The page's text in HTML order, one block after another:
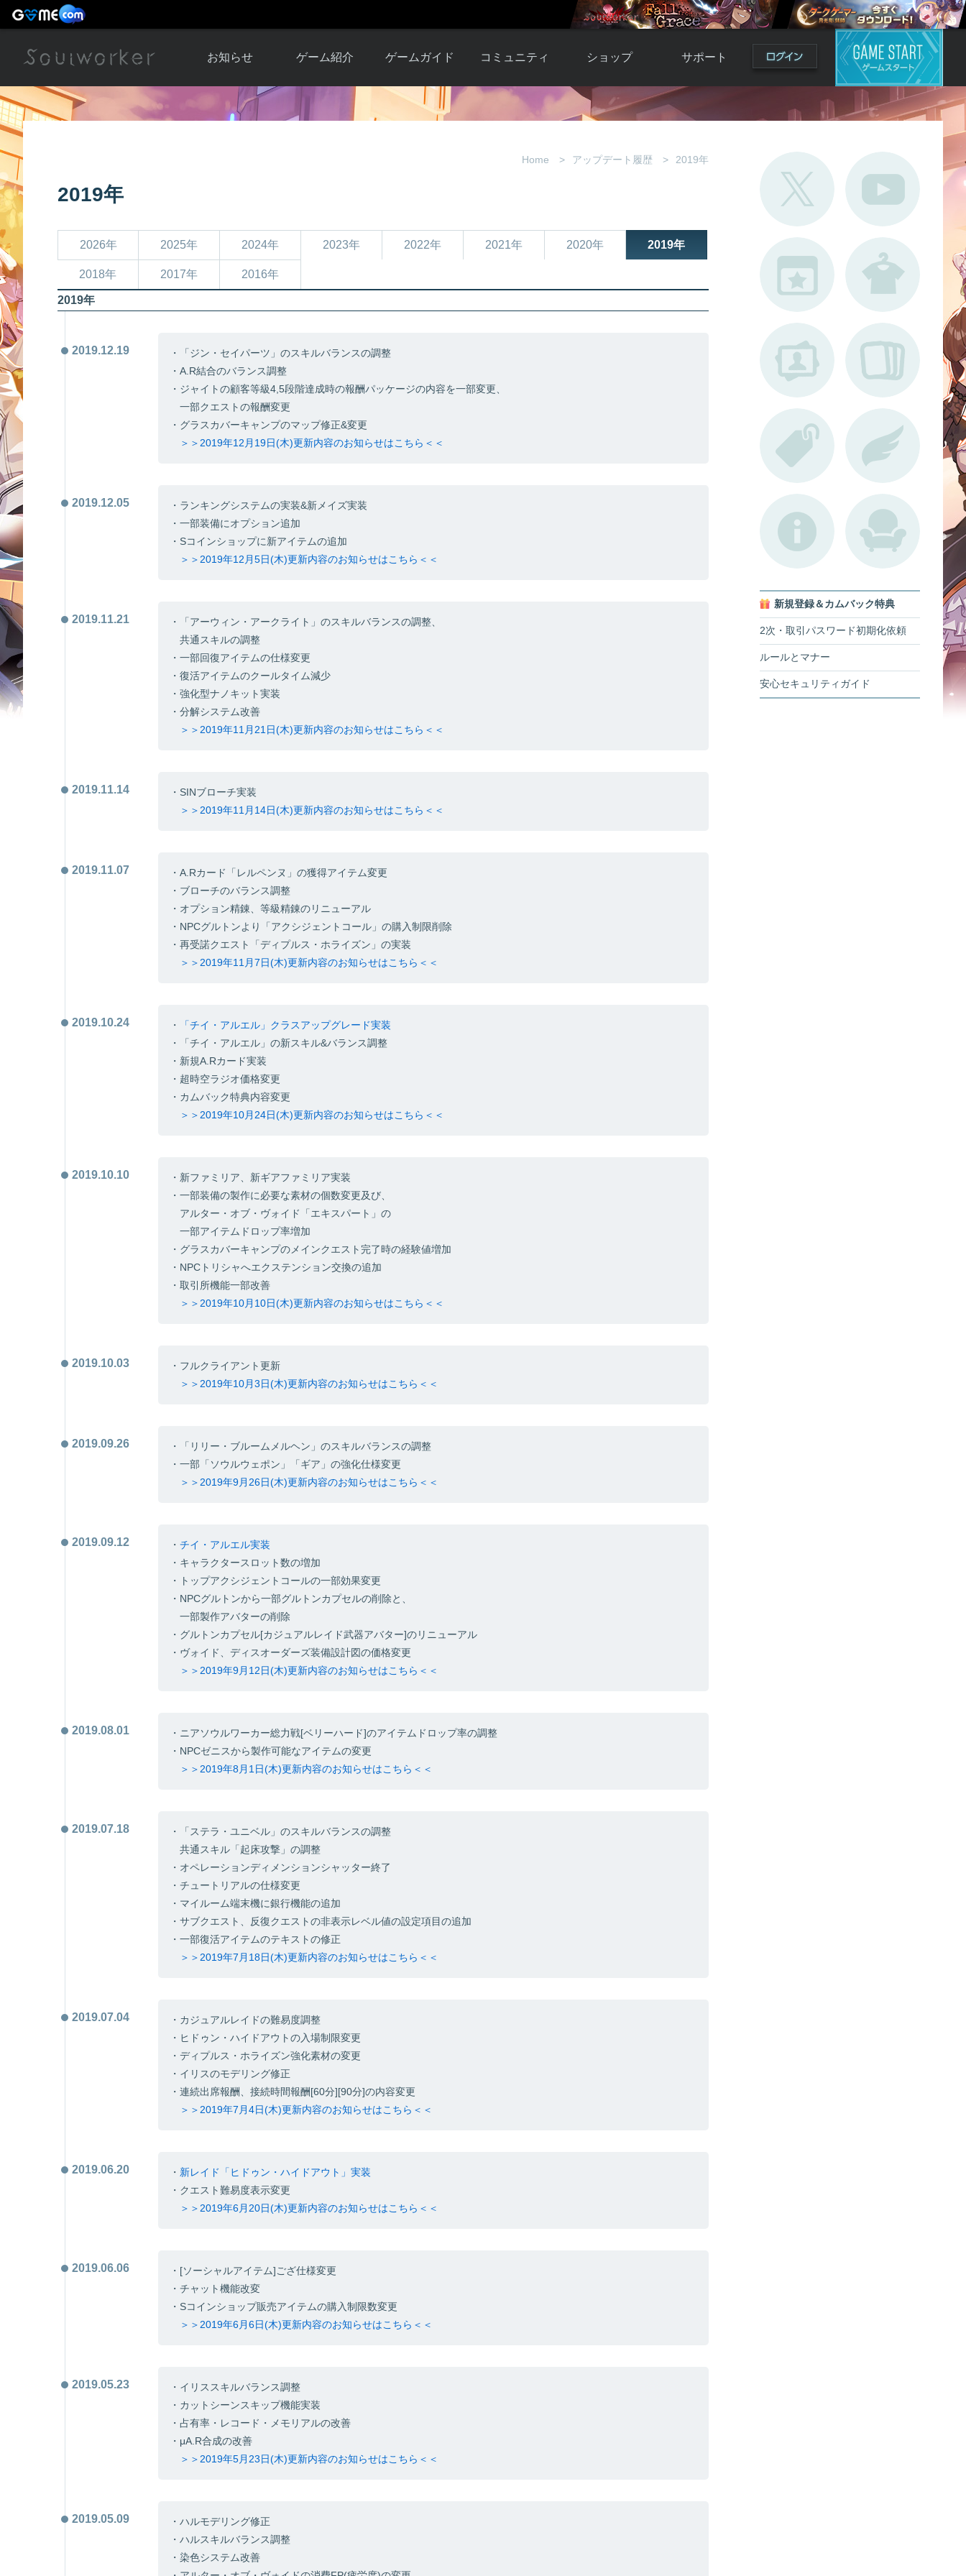
お知らせ
お知らせ一覧
ゲーム紹介
ソウルワーカー
ゲームガイド
ガイド総合もく
コミュニティ
自由掲示板
画像掲示板
ショップ
Y.Pの購入
アイテムカタロ
サポート
よくある質問
不具合対応状況
Home アップデート履歴 2019年
2019年
2026年 2025年 2024年 2023年 2022年 2021年 2020年 2019年
2018年 2017年 2016年
2019年
2019.12.19
・「ジン・セイパーツ」のスキルバランスの調整
・A.R結合のバランス調整
・ジャイトの顧客等級4,5段階達成時の報酬パッケージの内容を一部変更、
一部クエストの報酬変更
・グラスカバーキャンプのマップ修正&変更
＞＞2019年12月19日(木)更新内容のお知らせはこちら＜＜
2019.12.05
・ランキングシステムの実装&新メイズ実装
・一部装備にオプション追加
・Sコインショップに新アイテムの追加
＞＞2019年12月5日(木)更新内容のお知らせはこちら＜＜
2019.11.21
・「アーウィン・アークライト」のスキルバランスの調整、
共通スキルの調整
・一部回復アイテムの仕様変更
・復活アイテムのクールタイム減少
・強化型ナノキット実装
・分解システム改善
＞＞2019年11月21日(木)更新内容のお知らせはこちら＜＜
2019.11.14
・SINブローチ実装
＞＞2019年11月14日(木)更新内容のお知らせはこちら＜＜
2019.11.07
・A.Rカード「レルペンヌ」の獲得アイテム変更
・ブローチのバランス調整
・オプション精錬、等級精錬のリニューアル
・NPCグルトンより「アクシジェントコール」の購入制限削除
・再受諾クエスト「ディプルス・ホライズン」の実装
＞＞2019年11月7日(木)更新内容のお知らせはこちら＜＜
2019.10.24 ・
「チイ・アルエル」クラスアップグレード実装
・「チイ・アルエル」の新スキル&バランス調整
・新規A.Rカード実装
・超時空ラジオ価格変更
・カムバック特典内容変更
＞＞2019年10月24日(木)更新内容のお知らせはこちら＜＜
2019.10.10
・新ファミリア、新ギアファミリア実装
・一部装備の製作に必要な素材の個数変更及び、
アルター・オブ・ヴォイド「エキスパート」の
一部アイテムドロップ率増加
・グラスカバーキャンプのメインクエスト完了時の経験値増加
・NPCトリシャへエクステンション交換の追加
・取引所機能一部改善
＞＞2019年10月10日(木)更新内容のお知らせはこちら＜＜
2019.10.03
・フルクライアント更新
＞＞2019年10月3日(木)更新内容のお知らせはこちら＜＜
2019.09.26
・「リリー・ブルームメルヘン」のスキルバランスの調整
・一部「ソウルウェポン」「ギア」の強化仕様変更
＞＞2019年9月26日(木)更新内容のお知らせはこちら＜＜
2019.09.12 ・ チイ・アルエル実装
・キャラクタースロット数の増加
・トップアクシジェントコールの一部効果変更
・NPCグルトンから一部グルトンカプセルの削除と、
一部製作アバターの削除
・グルトンカプセル[カジュアルレイド武器アバター]のリニューアル
・ヴォイド、ディスオーダーズ装備設計図の価格変更
＞＞2019年9月12日(木)更新内容のお知らせはこちら＜＜
2019.08.01
・ニアソウルワーカー総力戦[ベリーハード]のアイテムドロップ率の調整
・NPCゼニスから製作可能なアイテムの変更
＞＞2019年8月1日(木)更新内容のお知らせはこちら＜＜
2019.07.18
・「ステラ・ユニベル」のスキルバランスの調整
共通スキル「起床攻撃」の調整
・オペレーションディメンションシャッター終了
・チュートリアルの仕様変更
・マイルーム端末機に銀行機能の追加
・サブクエスト、反復クエストの非表示レベル値の設定項目の追加
・一部復活アイテムのテキストの修正
＞＞2019年7月18日(木)更新内容のお知らせはこちら＜＜
2019.07.04
・カジュアルレイドの難易度調整
・ヒドゥン・ハイドアウトの入場制限変更
・ディプルス・ホライズン強化素材の変更
・イリスのモデリング修正
・連続出席報酬、接続時間報酬[60分][90分]の内容変更
＞＞2019年7月4日(木)更新内容のお知らせはこちら＜＜
2019.06.20 ・ 新レイド「ヒドゥン・ハイドアウト」実装
・クエスト難易度表示変更
＞＞2019年6月20日(木)更新内容のお知らせはこちら＜＜
2019.06.06
・[ソーシャルアイテム]ござ仕様変更
・チャット機能改変
・Sコインショップ販売アイテムの購入制限数変更
＞＞2019年6月6日(木)更新内容のお知らせはこちら＜＜
2019.05.23
・イリススキルバランス調整
・カットシーンスキップ機能実装
・占有率・レコード・メモリアルの改善
・μA.R合成の改善
＞＞2019年5月23日(木)更新内容のお知らせはこちら＜＜
2019.05.09
・ハルモデリング修正
・ハルスキルバランス調整
・染色システム改善
新規登録＆カムバック特典
2次・取引パスワード初期化依頼
ルールとマナー
安心セキュリティガイド